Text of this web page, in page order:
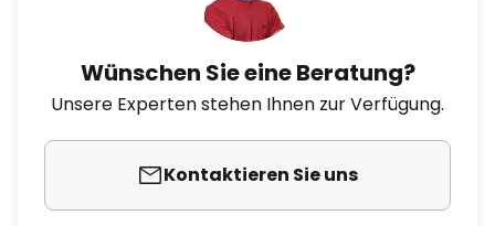
Wünschen Sie eine Beratung?
Unsere Experten stehen Ihnen zur Verfügung.
Kontaktieren Sie uns